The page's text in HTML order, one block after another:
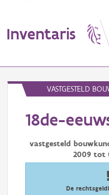
Inventaris
Erfgoedobject
Aanduidingsobject
Waarneming
VASTGESTELD
18de-
vastgesteld
2009 tot
De